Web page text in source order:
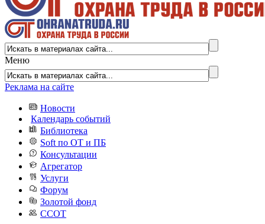
Меню
Реклама на сайте
Новости
Календарь событий
Библиотека
Soft по ОТ и ПБ
Консультации
Агрегатор
Услуги
Форум
Золотой фонд
ССОТ